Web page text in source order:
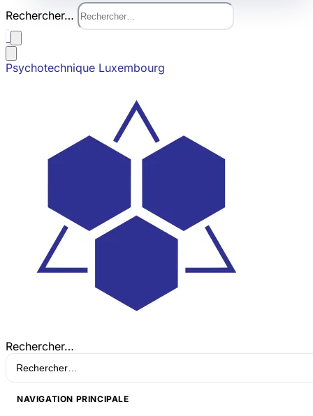
Rechercher…
Psychotechnique Luxembourg
Rechercher…
NAVIGATION PRINCIPALE